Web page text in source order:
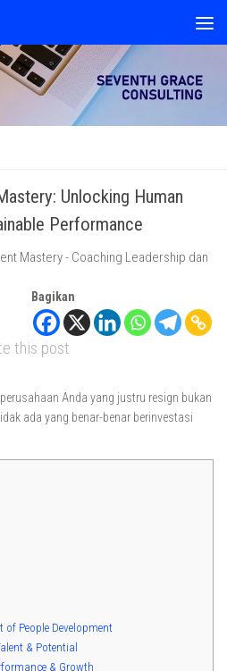
Unlocking Human
Performance
Bagikan
this post
Anda yang justru resign bukan
ada yang benar-benar berinvestasi
of People Development
& Potential
& Growth